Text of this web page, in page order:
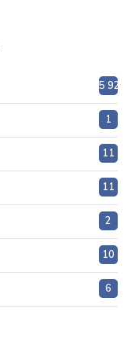
5 920
1
11
11
2
10
6